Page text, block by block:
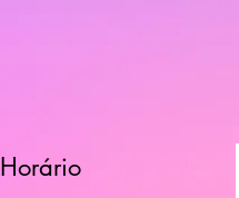
Horário